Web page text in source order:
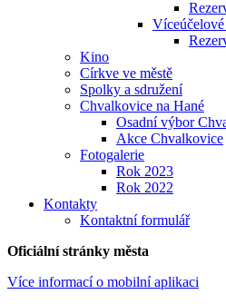
Kino
Církve ve městě
Spolky a sdružení
Chvalkovice na Hané
Osadní výbor
Akce Chvalkovice
Fotogalerie
Rok 2023
Rok 2022
Kontakty
Kontaktní formulář
Oficiální stránky města
Více informací o mobilní aplikaci